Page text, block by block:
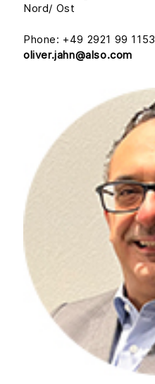
Nord/ Ost
Phone: +49 2921 99 1153
oliver.jahn@also.com